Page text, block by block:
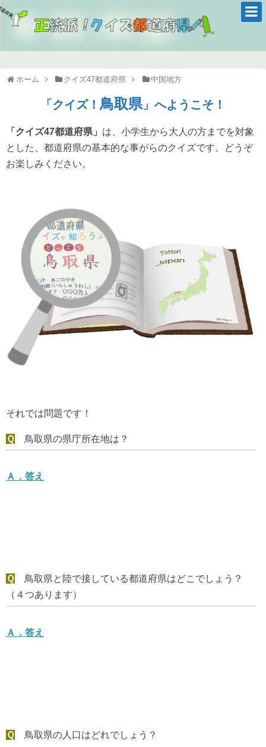
ホーム クイズ47都道府県 中国地方
「クイズ！ 鳥取県」へようこそ！
「クイズ47都道府県」 は、小学生から大人の方までを対象
とした、都道府県の基本的な事がらのクイズです。どうぞ
お楽しみください。
それでは問題です！
Ｑ 鳥取県の県庁所在地は？
Ａ． 答え
Ｑ
鳥取県と陸で接している都道府県はどこでしょう？
（４つあります）
Ａ． 答え
Ｑ 鳥取県の人口はどれでしょう？